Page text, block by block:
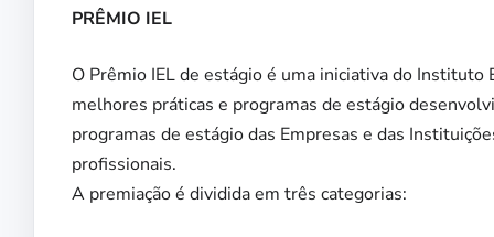
PRÊMIO IEL
O Prêmio IEL de estágio é uma iniciativa do
melhores práticas e programas de estágio
programas de estágio das Empresas e das
profissionais.
A premiação é dividida em três categorias: